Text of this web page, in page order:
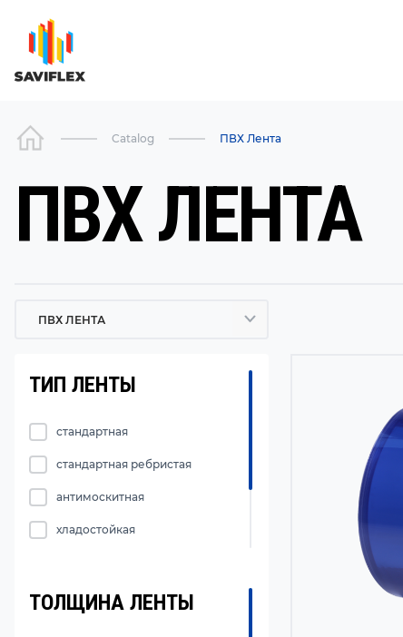
Catalog ПВХ Лента
ПВХ ЛЕНТА
ПВХ ЛЕНТА
ТИП ЛЕНТЫ
стандартная
стандартная ребристая
антимоскитная
хладостойкая
цветная
ТОЛЩИНА ЛЕНТЫ